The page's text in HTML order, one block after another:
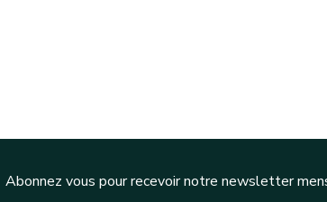
Abonnez vous pour recevoir notre newsletter